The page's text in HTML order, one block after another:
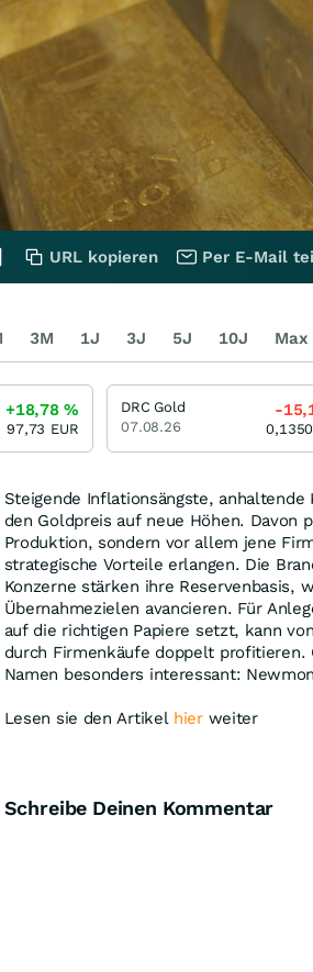
Steigende Inflationsängste,
den Goldpreis auf neue Höhen.
Produktion, sondern vor allem jene
strategische Vorteile erlangen. Die
Konzerne stärken ihre Reservenbasis,
Übernahmezielen avancieren. Für
auf die richtigen Papiere setzt, kann
durch Firmenkäufe doppelt profitieren.
Namen besonders interessant:
Lesen sie den Artikel hierweiter
Schreibe Deinen Kommentar
URL kopieren Per E-Mail
3M 1J 3J 5J 10J Max
+18,78%
97,73 EUR
DRC Gold
07.08.26
-
0,1350